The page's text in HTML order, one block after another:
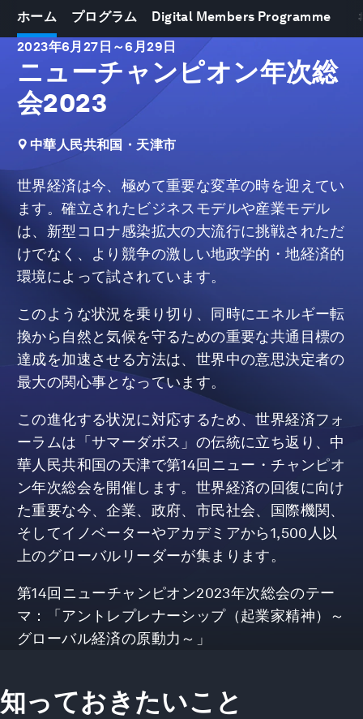
ホーム プログラム Digital Members Programme
2023年6月27日 ～6月29日
ニューチャンピオン年次総
会2023
中華人民共和国・天津市
世界経済は今、極めて重要な変革の時を迎えてい
ます。確立されたビジネスモデルや産業モデル
は、新型コロナ感染拡大の大流行に挑戦されただ
けでなく、より競争の激しい地政学的・地経済的
環境によって試されています。
このような状況を乗り切り、同時にエネルギー転
換から自然と気候を守るための重要な共通目標の
達成を加速させる方法は、世界中の意思決定者の
最大の関心事となっています。
この進化する状況に対応するため、世界経済フォ
ーラムは「サマーダボス」の伝統に立ち返り、中
華人民共和国の天津で第14回ニュー・チャンピオ
ン年次総会を開催します。世界経済の回復に向け
た重要な今、企業、政府、市民社会、国際機関、
そしてイノベーターやアカデミアから1,500人以
上のグローバルリーダーが集まります。
第14回ニューチャンピオン2023年次総会のテー
マ：「アントレプレナーシップ（起業家精神）～
グローバル経済の原動力～」
知っておきたいこと